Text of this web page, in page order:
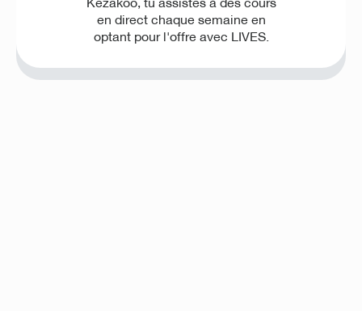
en direct chaque semaine en
optant pour l'offre avec LIVES.